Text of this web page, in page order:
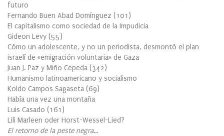
futuro
Fernando Buen Abad Domínguez (101 )
El capitalismo como sociedad de la Impudicia
Gideon Levy (55)
Cómo un adolescente, y no un periodista, desmontó el plan
israelí de «emigración voluntaria» de Gaza
Juan J. Paz y Miño Cepeda (342)
Humanismo latinoamericano y socialismo
Koldo Campos Sagaseta (69)
Había una vez una montaña
Luis Casado (161 )
Lili Marleen oder Horst-Wessel-Lied?
El retorno de la peste negra…